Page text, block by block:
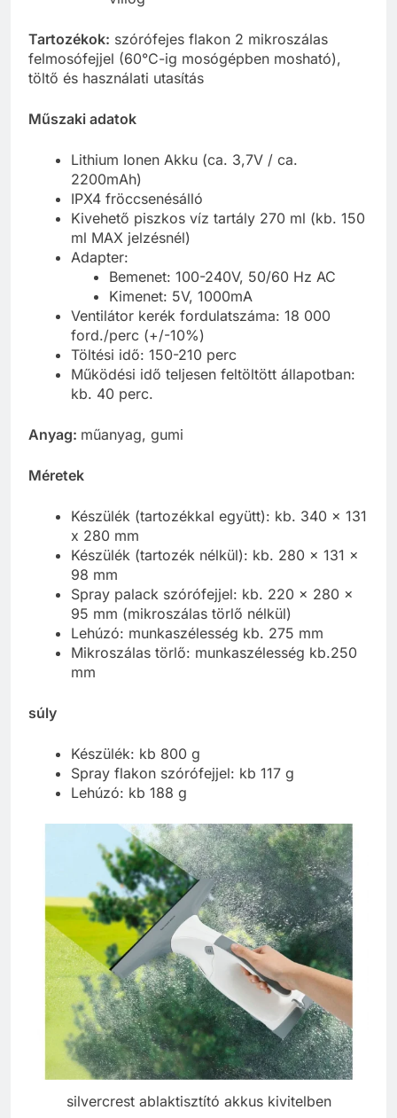
Tartozékok: szórófejes flakon 2 mikroszálas
felmosófejjel (60°C-ig mosógépben mosható),
töltő és használati utasítás
Műszaki adatok
Lithium Ionen Akku (ca. 3,7V / ca.
2200mAh)
IPX4 fröccsenésálló
Kivehető piszkos víz tartály 270 ml (kb. 150
ml MAX jelzésnél)
Adapter:
Bemenet: 100-240V, 50/60 Hz AC
Kimenet: 5V, 1000mA
Ventilátor kerék fordulatszáma: 18 000
ford./perc (+/-10%)
Töltési idő: 150-210 perc
Működési idő teljesen feltöltött állapotban:
kb. 40 perc.
Anyag: műanyag, gumi
Méretek
Készülék (tartozékkal együtt): kb. 340 x 131
x 280 mm
Készülék (tartozék nélkül): kb. 280 x 131 x
98 mm
Spray palack szórófejjel: kb. 220 x 280 x
95 mm (mikroszálas törlő nélkül)
Lehúzó: munkaszélesség kb. 275 mm
Mikroszálas törlő: munkaszélesség kb.250
mm
súly
Készülék: kb 800 g
Spray flakon szórófejjel: kb 117 g
Lehúzó: kb 188 g
silvercrest ablaktisztító akkus kivitelben